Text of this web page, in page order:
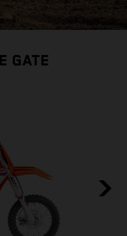
GATE